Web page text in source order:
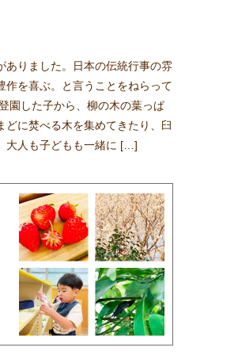
ありました。日本の伝統行事の雰
作を喜ぶ。と言うことをねらって
園した子から、柳の木の葉っぱ
どに焚べる木を集めてきたり、臼
大人も子どもも一緒に […]